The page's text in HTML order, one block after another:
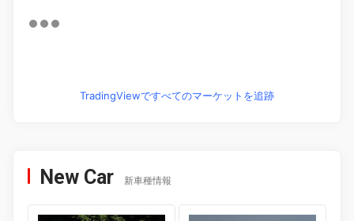
TradingViewですべてのマーケットを追跡
New Car 新車種情報